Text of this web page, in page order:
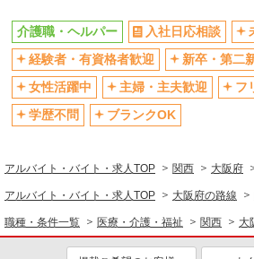
社会保険あり
産休・育
退職金・財形貯蓄制度あり
各種手当
ティブな
制服貸与
研修制
資格取得支援制度あり
医療・介護・福祉
介護職・ヘルパー
同じ特徴から求人を探す
介護職・ヘルパー 入社日応相談
経験者・有資格者歓迎
新卒・第二
女性活躍中
主婦・主夫歓迎
フ
学歴不問
ブランクOK
アルバイト・バイト・求人TOP 関西 大阪府
アルバイト・バイト・求人TOP 大阪府の路線
職種・条件一覧 医療・介護・福祉 関西 大